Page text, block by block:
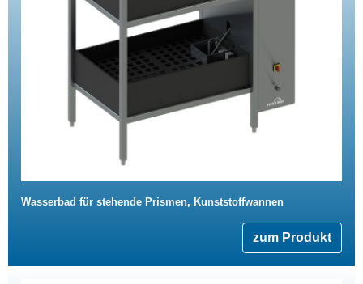
Wasserbad für stehende Prismen, Kunststoffwannen
zum Produkt